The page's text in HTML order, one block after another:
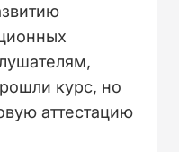
курс, но
аттестацию